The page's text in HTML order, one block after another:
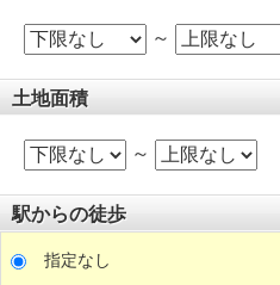
～
土地面積
～
駅からの徒歩
指定なし